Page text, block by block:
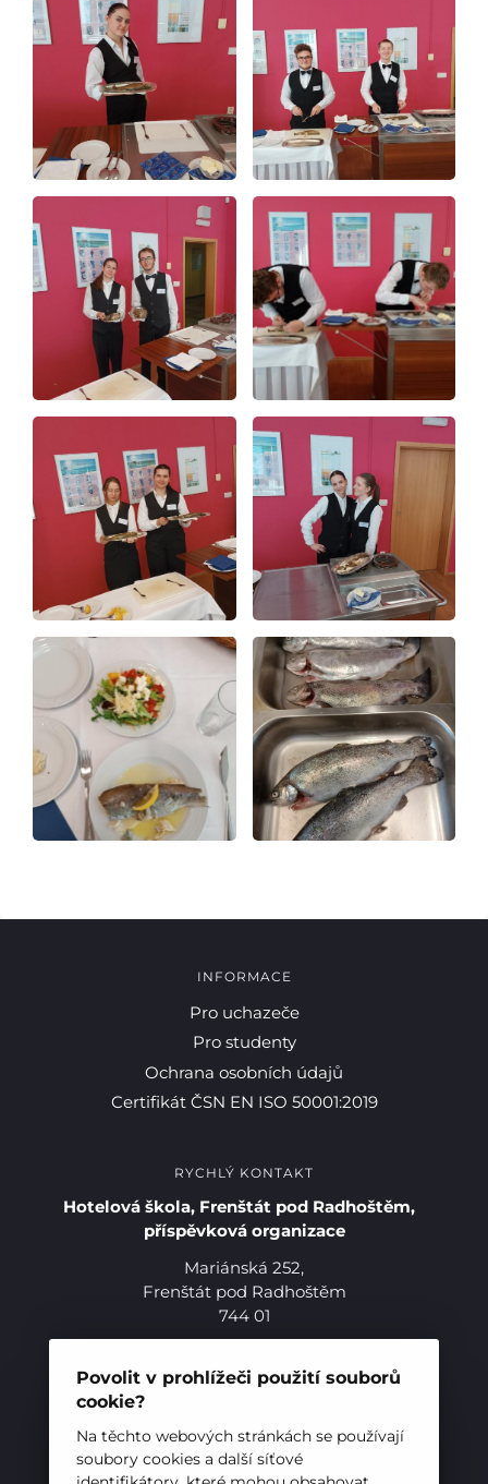
Povolit v prohlížeči použití souborů
cookie?
Na těchto webových stránkách se používají
soubory cookies a další síťové
Video a audio
Virtuální prohlídka
Kontakty
Pro studenty
Pro uchazeče
INFORMACE
Pro uchazeče
Pro studenty
Ochrana osobních údajů
Certifikát ČSN EN ISO 50001:2019
RYCHLÝ KONTAKT
Hotelová škola, Frenštát pod Radhoštěm,
příspěvková organizace
Mariánská 252,
Frenštát pod Radhoštěm
744 01
E-mail:sekretariat@hotelovkafren.cz
Datová schránka: bc5jrez
IČ: 00576441